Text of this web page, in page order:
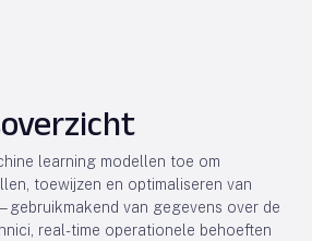
learning modellen toe om
toewijzen en optimaliseren van
van gegevens over de
real-time operationele behoeften